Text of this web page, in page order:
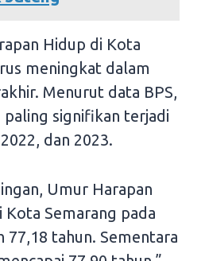
Hidup di Kota
meningkat dalam
Menurut data BPS,
paling signifikan terjadi
dan 2023.
Umur Harapan
Kota Semarang pada
77,18 tahun. Sementara